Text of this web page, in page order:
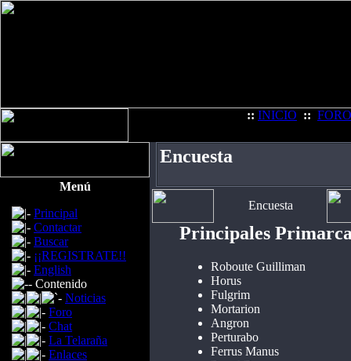
:: INICIO :: FORO
Menú
Principal
Contactar
Buscar
¡¡REGISTRATE!!
English
Contenido
Noticias
Foro
Chat
La Telaraña
Enlaces
Encuesta
Encuesta
Principales
Roboute Guilliman
Horus
Fulgrim
Mortarion
Angron
Perturabo
Ferrus Manus